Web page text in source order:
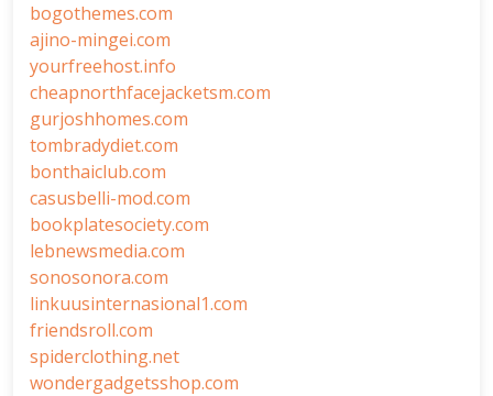
bogothemes.com
ajino-mingei.com
yourfreehost.info
cheapnorthfacejacketsm.com
gurjoshhomes.com
tombradydiet.com
bonthaiclub.com
casusbelli-mod.com
bookplatesociety.com
lebnewsmedia.com
sonosonora.com
linkuusinternasional1.com
friendsroll.com
spiderclothing.net
wondergadgetsshop.com